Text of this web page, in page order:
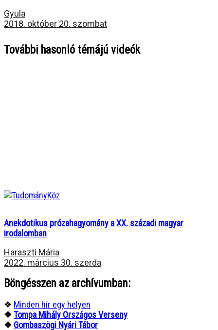
Gyula
2018. október 20. szombat
További hasonló témájú videók
Anekdotikus prózahagyomány a XX. századi magyar
irodalomban
Haraszti Mária
2022. március 30. szerda
Böngésszen az archívumban:
❖ Minden hír egy helyen
❖Tompa Mihály Országos Verseny
❖ Gombaszögi Nyári Tábor